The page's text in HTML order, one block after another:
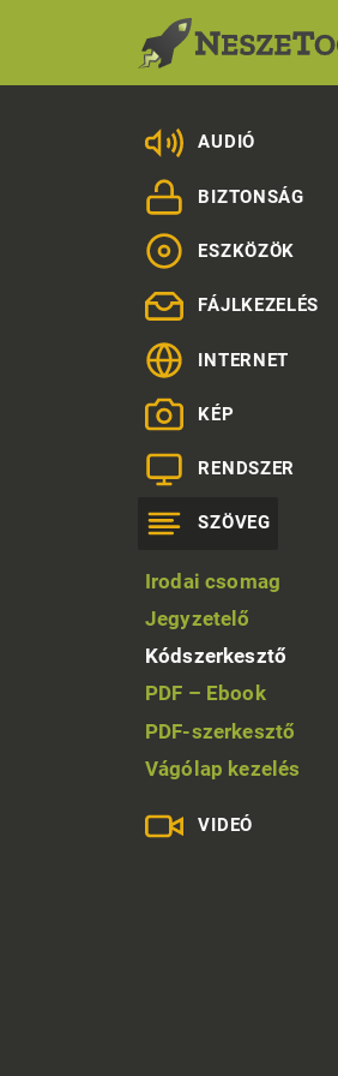
AUDIÓ
BIZTONSÁG
ESZKÖZÖK
FÁJLKEZELÉS
INTERNET
KÉP
RENDSZER
SZÖVEG
Irodai csomag
Jegyzetelő
Kódszerkesztő
PDF – Ebook
PDF-szerkesztő
Vágólap kezelés
VIDEÓ